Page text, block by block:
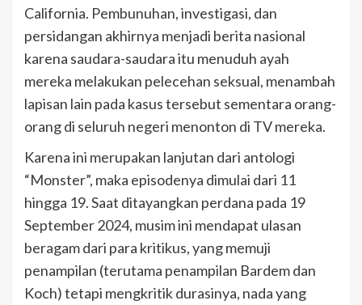
California. Pembunuhan, investigasi, dan
persidangan akhirnya menjadi berita nasional
karena saudara-saudara itu menuduh ayah
mereka melakukan pelecehan seksual, menambah
lapisan lain pada kasus tersebut sementara orang-
orang di seluruh negeri menonton di TV mereka.
Karena ini merupakan lanjutan dari antologi
“Monster”, maka episodenya dimulai dari 11
hingga 19. Saat ditayangkan perdana pada 19
September 2024, musim ini mendapat ulasan
beragam dari para kritikus, yang memuji
penampilan (terutama penampilan Bardem dan
Koch) tetapi mengkritik durasinya, nada yang